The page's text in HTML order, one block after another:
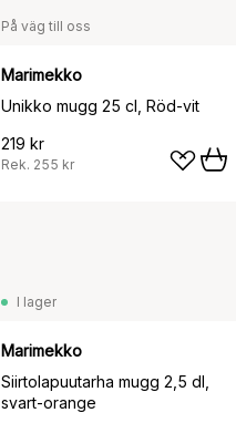
På väg till oss
Marimekko
Unikko mugg 25 cl, Röd-vit
219 kr
Rek. 255 kr
I lager
Marimekko
Siirtolapuutarha mugg 2,5 dl,
svart-orange